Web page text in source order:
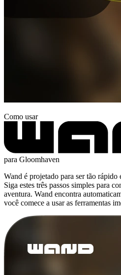
Como usar
para Gloomhaven
Wand é projetado para ser tão
Siga estes três passos simples para
aventura. Wand encontra
você comece a usar as ferramentas